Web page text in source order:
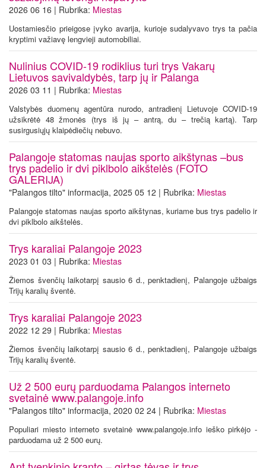
2026 06 16 | Rubrika: Miestas
Uostamiesčio prieigose įvyko avarija, kurioje sudalyvavo trys ta pačia
kryptimi važiavę lengvieji automobiliai.
Nulinius COVID-19 rodiklius turi trys Vakarų
Lietuvos savivaldybės, tarp jų ir Palanga
2026 03 11 | Rubrika: Miestas
Valstybės duomenų agentūra nurodo, antradienį Lietuvoje COVID-19
užsikrėtė 48 žmonės (trys iš jų – antrą, du – trečią kartą). Tarp
susirgusiųjų klaipėdiečių nebuvo.
Palangoje statomas naujas sporto aikštynas –bus
trys padelio ir dvi piklbolo aikštelės (FOTO
GALERIJA)
"Palangos tilto" informacija, 2025 05 12 | Rubrika: Miestas
Palangoje statomas naujas sporto aikštynas, kuriame bus trys padelio ir
dvi piklbolo aikštelės.
Trys karaliai Palangoje 2023
2023 01 03 | Rubrika: Miestas
Žiemos švenčių laikotarpį sausio 6 d., penktadienį, Palangoje užbaigs
Trijų karalių šventė.
Trys karaliai Palangoje 2023
2022 12 29 | Rubrika: Miestas
Žiemos švenčių laikotarpį sausio 6 d., penktadienį, Palangoje užbaigs
Trijų karalių šventė.
Už 2 500 eurų parduodama Palangos interneto
svetainė www.palangoje.info
"Palangos tilto" informacija, 2020 02 24 | Rubrika: Miestas
Populiari miesto interneto svetainė www.palangoje.info ieško pirkėjo -
parduodama už 2 500 eurų.